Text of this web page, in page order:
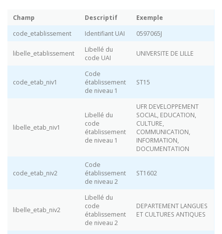
Champ Descriptif
Exemple
code_etablissement
Identifiant UAI 0597065J
libelle_etablissement
Libellé du
code UAI
UNIVERSITE DE LILLE
code_etab_niv1
Code
établissement
de niveau 1
ST15
libelle_etab_niv1
Libellé du
code
établissement
de niveau 1
UFR DEVELOPPEMENT
SOCIAL, EDUCATION,
CULTURE,
COMMUNICATION,
INFORMATION,
DOCUMENTATION
code_etab_niv2
Code
établissement
de niveau 2
ST1602
libelle_etab_niv2
Libellé du
code
établissement
de niveau 2
DEPARTEMENT LANGUES
ET CULTURES ANTIQUES